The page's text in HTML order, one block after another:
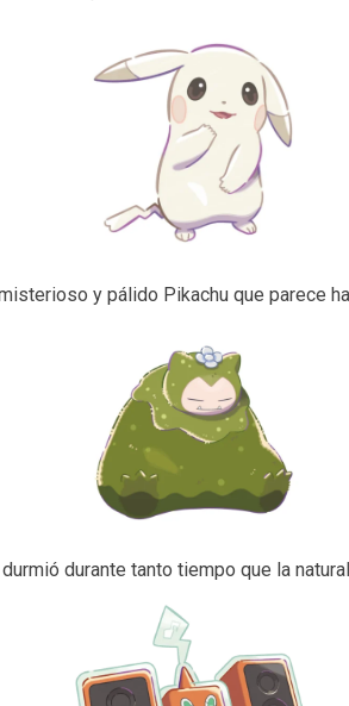
y pálido Pikachu que parece
durmió durante tanto tiempo que la